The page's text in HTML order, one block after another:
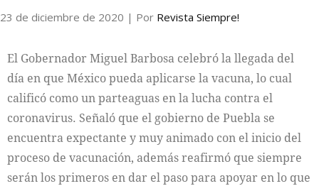
23 de diciembre de 2020 | Por Revista Siempre!
El Gobernador Miguel Barbosa celebró la llegada del
día en que México pueda aplicarse la vacuna, lo cual
calificó como un parteaguas en la lucha contra el
coronavirus. Señaló que el gobierno de Puebla se
encuentra expectante y muy animado con el inicio del
proceso de vacunación, además reafirmó que siempre
serán los primeros en dar el paso para apoyar en lo que